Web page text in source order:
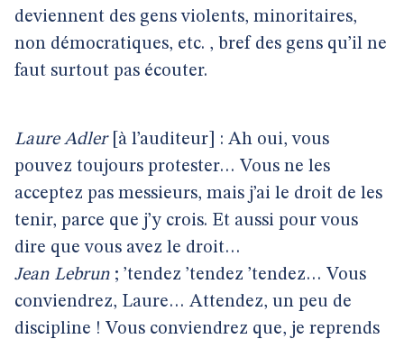
deviennent des gens violents, minoritaires,
non démocratiques, etc. , bref des gens qu’il ne
faut surtout pas écouter.
Laure Adler[à l’auditeur] : Ah oui, vous
pouvez toujours protester… Vous ne les
acceptez pas messieurs, mais j’ai le droit de les
tenir, parce que j’y crois. Et aussi pour vous
dire que vous avez le droit…
Jean Lebrun ; ’tendez ’tendez ’tendez… Vous
conviendrez, Laure… Attendez, un peu de
discipline ! Vous conviendrez que, je reprends